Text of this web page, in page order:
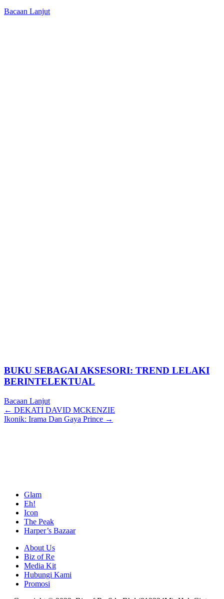
Bacaan Lanjut
BUKU SEBAGAI AKSESORI: TREND LELAKI
BERINTELEKTUAL
Bacaan Lanjut
Posts
navigation
← DEKATI DAVID MCKENZIE
Ikonik: Irama Dan Gaya Prince →
Glam
Eh!
Icon
The Peak
Harper’s Bazaar
About Us
Biz of Re
Media Kit
Hubungi Kami
Promosi